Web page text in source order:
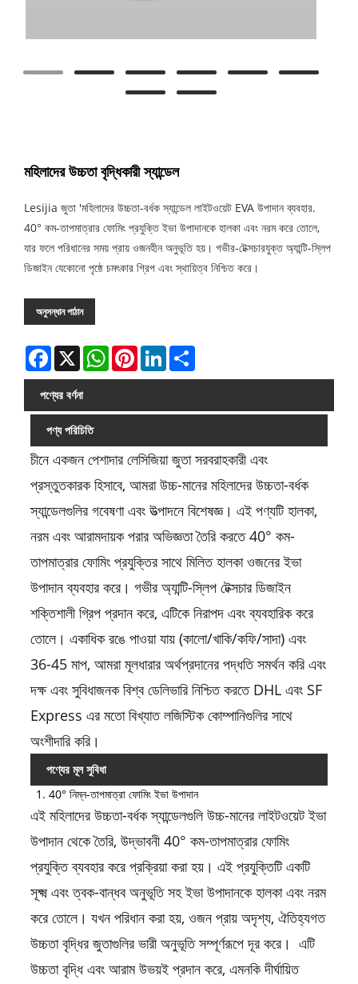
মহিলাদের উচ্চতা বৃদ্ধিকারী স্যান্ডেল
Lesijia জুতা 'মহিলাদের উচ্চতা-বর্ধক স্যান্ডেল লাইটওয়েট EVA উপাদান ব্যবহার.
40° কম-তাপমাত্রার ফোমিং প্রযুক্তি ইভা উপাদানকে হালকা এবং নরম করে তোলে,
যার ফলে পরিধানের সময় প্রায় ওজনহীন অনুভূতি হয়। গভীর-টেক্সচারযুক্ত অ্যান্টি-স্লিপ
ডিজাইন যেকোনো পৃষ্ঠে চমৎকার গ্রিপ এবং স্থায়িত্ব নিশ্চিত করে।
অনুসন্ধান পাঠান
Facebook
X WhatsAppPinterestLinkedIn
পণ্যের বর্ণনা
পণ্য পরিচিতি
চীনে একজন পেশাদার লেসিজিয়া জুতা সরবরাহকারী এবং
প্রস্তুতকারক হিসাবে, আমরা উচ্চ-মানের মহিলাদের উচ্চতা-বর্ধক
স্যান্ডেলগুলির গবেষণা এবং উত্পাদনে বিশেষজ্ঞ। এই পণ্যটি হালকা,
নরম এবং আরামদায়ক পরার অভিজ্ঞতা তৈরি করতে 40° কম-
তাপমাত্রার ফোমিং প্রযুক্তির সাথে মিলিত হালকা ওজনের ইভা
উপাদান ব্যবহার করে। গভীর অ্যান্টি-স্লিপ টেক্সচার ডিজাইন
শক্তিশালী গ্রিপ প্রদান করে, এটিকে নিরাপদ এবং ব্যবহারিক করে
তোলে। একাধিক রঙে পাওয়া যায় (কালো/খাকি/কফি/সাদা) এবং
36-45 মাপ, আমরা মূলধারার অর্থপ্রদানের পদ্ধতি সমর্থন করি এবং
দক্ষ এবং সুবিধাজনক বিশ্ব ডেলিভারি নিশ্চিত করতে DHL এবং SF
Express এর মতো বিখ্যাত লজিস্টিক কোম্পানিগুলির সাথে
অংশীদারি করি।
পণ্যের মূল সুবিধা
1. 40° নিম্ন-তাপমাত্রা ফোমিং ইভা উপাদান
এই মহিলাদের উচ্চতা-বর্ধক স্যান্ডেলগুলি উচ্চ-মানের লাইটওয়েট ইভা
উপাদান থেকে তৈরি, উদ্ভাবনী 40° কম-তাপমাত্রার ফোমিং
প্রযুক্তি ব্যবহার করে প্রক্রিয়া করা হয়। এই প্রযুক্তিটি একটি
সূক্ষ্ম এবং ত্বক-বান্ধব অনুভূতি সহ ইভা উপাদানকে হালকা এবং নরম
করে তোলে। যখন পরিধান করা হয়, ওজন প্রায় অদৃশ্য, ঐতিহ্যগত
উচ্চতা বৃদ্ধির জুতাগুলির ভারী অনুভূতি সম্পূর্ণরূপে দূর করে। এটি
উচ্চতা বৃদ্ধি এবং আরাম উভয়ই প্রদান করে, এমনকি দীর্ঘায়িত